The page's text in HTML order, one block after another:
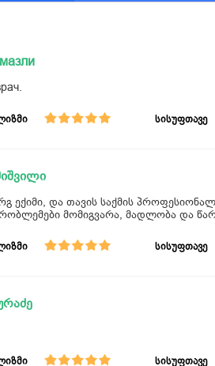
სისუფთავე
ექიმი, და თავის საქმის
მომიგვარა, მადლობა და
სისუფთავე
სისუფთავე